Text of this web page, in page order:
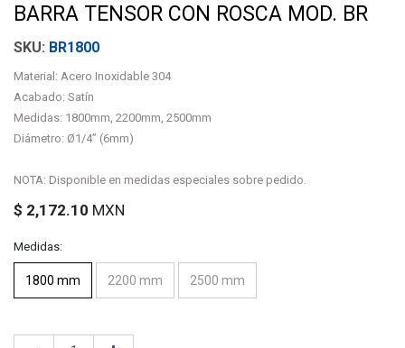
BARRA TENSOR CON ROSCA MOD. BR
BR1800
Material: Acero Inoxidable 304
Acabado: Satín
Medidas: 1800mm, 2200mm, 2500mm
Diámetro: Ø1/4” (6mm)
NOTA: Disponible en medidas especiales sobre pedido.
$ 2,172.10 MXN
Medidas:
1800 mm 2200 mm 2500 mm